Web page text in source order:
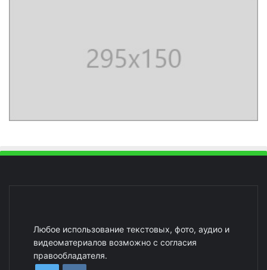
Любое использование текстовых, фото, аудио и
видеоматериалов возможно с согласия
правообладателя.